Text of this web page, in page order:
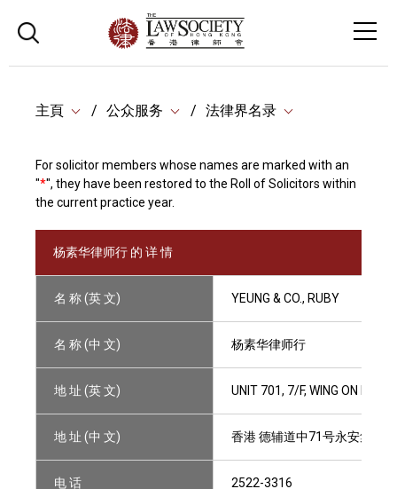
主頁 公众服务 法律界名录
For solicitor members whose names are marked with an
"*", they have been restored to the Roll of Solicitors within
the current practice year.
杨素华律师行 的 详 情
名 称 (英 文) YEUNG & CO., RUBY
名 称 (中 文) 杨素华律师行
地 址 (英 文) UNIT 701, 7/F, WING ON
地 址 (中 文) 香港 德辅道中71号永安集团
电 话 2522-3316